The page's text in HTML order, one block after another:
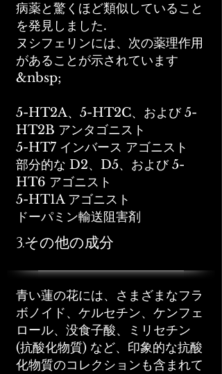
病薬と驚くほど類似していること
を発見しました.
ヌシフェリンには、次の薬理作用
があることが示されています
&nbsp;
5-HT2A、5-HT2C、および 5-
HT2B アンタゴニスト
5-HT7 インバース アゴニスト
部分的な D2、D5、および 5-
HT6 アゴニスト
5-HT1A アゴニスト
ドーパミン輸送阻害剤
3.その他の成分
青い蓮の花には、さまざまなフラ
ボノイド、ケルセチン、ケンフェ
ロール、没食子酸、ミリセチン
(抗酸化物質) など、印象的な抗酸
化物質のコレクションも含まれて